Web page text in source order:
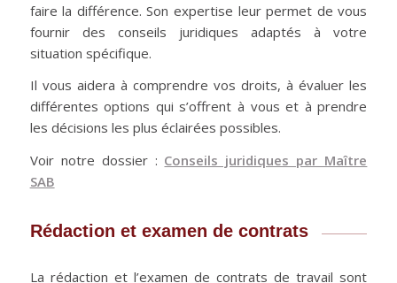
faire la différence. Son expertise leur permet de vous
fournir des conseils juridiques adaptés à votre
situation spécifique.
Il vous aidera à comprendre vos droits, à évaluer les
différentes options qui s’offrent à vous et à prendre
les décisions les plus éclairées possibles.
Voir notre dossier : Conseils juridiques par Maître
SAB
Rédaction et examen de contrats
La rédaction et l’examen de contrats de travail sont